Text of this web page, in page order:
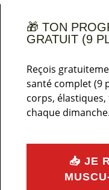
🎁 TON
GRATUIT (9
Reçois
santé complet (9
corps,
chaque dimanche.
📥 JE